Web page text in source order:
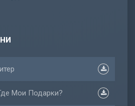
Мои Подарки?